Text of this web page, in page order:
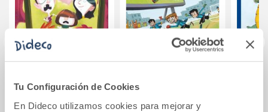
Tu Configuración de Cookies
En Dideco utilizamos cookies para mejorar y
lentejas
4: El misterio del
ojo de halcón